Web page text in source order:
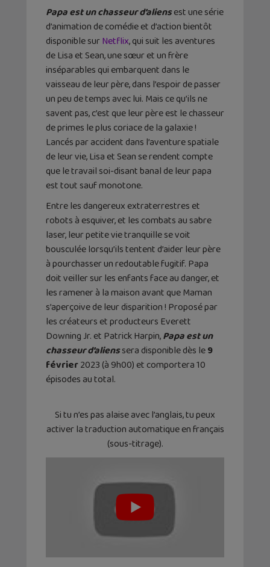
Papa est un chasseur d’aliensest une série
d’animation de comédie et d’action bientôt
disponible surNetflix, qui suit les aventures
de Lisa et Sean, une sœur et un frère
inséparables qui embarquent dans le
vaisseau de leur père, dans l’espoir de passer
un peu de temps avec lui. Mais ce qu’ils ne
savent pas, c’est que leur père est le chasseur
de primes le plus coriace de la galaxie !
Lancés par accident dans l’aventure spatiale
de leur vie, Lisa et Sean se rendent compte
que le travail soi-disant banal de leur papa
est tout sauf monotone.
Entre les dangereux extraterrestres et
robots à esquiver, et les combats au sabre
laser, leur petite vie tranquille se voit
bousculée lorsqu’ils tentent d’aider leur père
à pourchasser un redoutable fugitif. Papa
doit veiller sur les enfants face au danger, et
les ramener à la maison avant que Maman
s’aperçoive de leur disparition ! Proposé par
les créateurs et producteurs Everett
Downing Jr. et Patrick Harpin,Papa est un
chasseur d’alienssera disponible dès le9
février2023 (à 9h00) et comportera 10
épisodes au total.
Si tu n’es pas alaise avec l’anglais, tu peux
activer la traduction automatique en français
(sous-titrage).